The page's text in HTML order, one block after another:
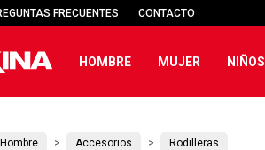
HOMBRE MUJER NIÑOS
FRECUENTES CONTACTO
Hombre Accesorios Rodilleras